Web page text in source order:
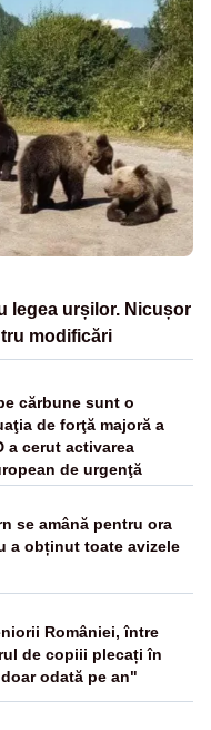
legea urșilor. Nicușor
modificări
cărbune sunt o
de forţă majoră a
a cerut activarea
de urgenţă
se amână pentru ora
a obținut toate avizele
României, între
de copiii plecați în
odată pe an"